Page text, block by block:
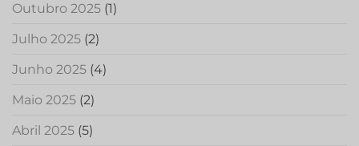
Outubro 2025 (1)
Julho 2025 (2)
Junho 2025 (4)
Maio 2025 (2)
Abril 2025 (5)